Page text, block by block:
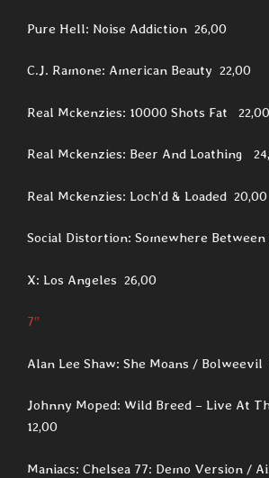
Pure Hell: Noise Addiction 26,00
C.J. Ramone: American Beauty 22,00
Real Mckenzies: 10000 Shots Fat 22,00
Real Mckenzies: Beer And Loathing
Real Mckenzies: Loch’d & Loaded 20,00
Social Distortion: Somewhere
X: Los Angeles 26,00
7″
Alan Lee Shaw: She Moans / Bolweevil
Johnny Moped: Wild Breed – Live At
12,00
Maniacs: Chelsea 77: Demo Version /